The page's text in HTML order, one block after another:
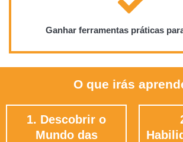
Ganhar ferramentas práticas
O que irás
1. Descobrir o
Mundo das